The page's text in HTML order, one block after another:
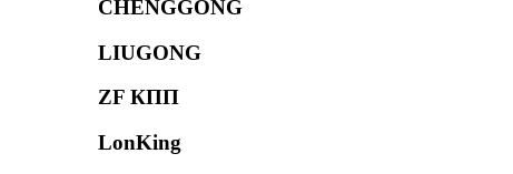
CHENGGONG
LIUGONG
ZF КПП
LonKing